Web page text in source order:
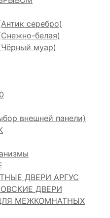
серебро)
белая)
муар)
внешней панели)
ДВЕРИ АРГУС
ДВЕРИ
МЕЖКОМНАТНЫХ